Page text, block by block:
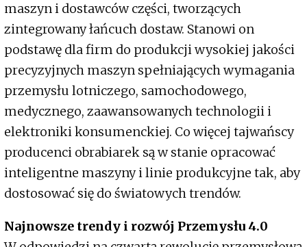
maszyn i dostawców części, tworzących
zintegrowany łańcuch dostaw. Stanowi on
podstawę dla firm do produkcji wysokiej jakości
precyzyjnych maszyn spełniających wymagania
przemysłu lotniczego, samochodowego,
medycznego, zaawansowanych technologii i
elektroniki konsumenckiej. Co więcej tajwańscy
producenci obrabiarek są w stanie opracować
inteligentne maszyny i linie produkcyjne tak, aby
dostosować się do światowych trendów.
Najnowsze trendy i rozwój Przemysłu 4.0